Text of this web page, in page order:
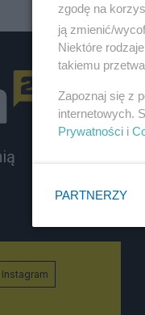
Instagram
zgodę na
ją zmienić/
Niektóre
takiemu
Zapoznaj się z
internetowych.
Prywatności i
PARTNERZY